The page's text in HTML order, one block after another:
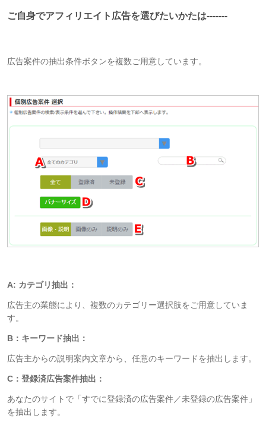
ご自身でアフィリエイト広告を選びたいかたは-------
広告案件の抽出条件ボタンを複数ご用意しています。
A: カテゴリ抽出：
広告主の業態により、複数のカテゴリー選択肢をご用意していま
す。
B：キーワード抽出：
広告主からの説明案内文章から、任意のキーワードを抽出します。
C：登録済広告案件抽出：
あなたのサイトで「すでに登録済の広告案件／未登録の広告案件」
を抽出します。